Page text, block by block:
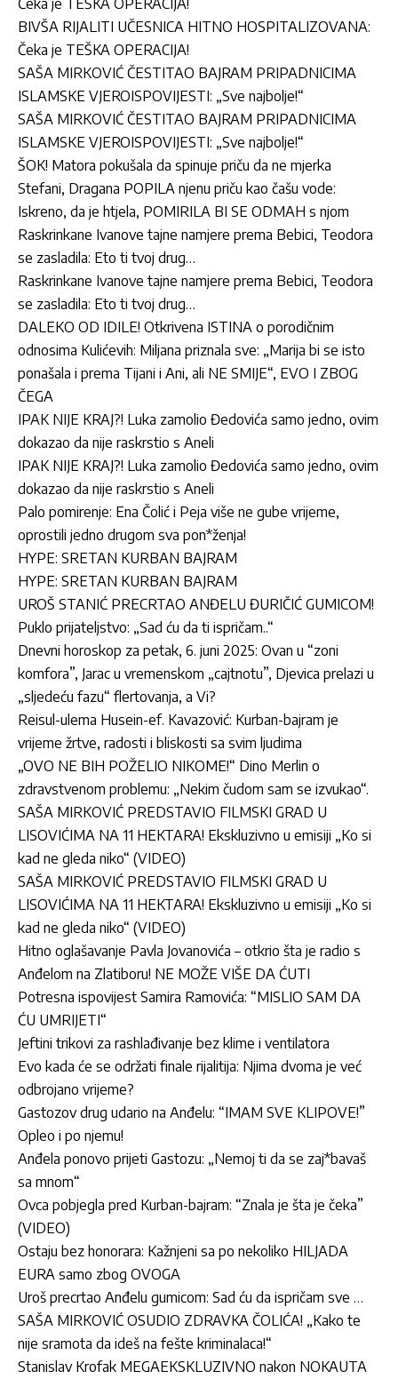
BIVŠA RIJALITI UČESNICA HITNO HOSPITALIZOVANA:
Čeka je TEŠKA OPERACIJA!
SAŠA MIRKOVIĆ ČESTITAO BAJRAM PRIPADNICIMA
ISLAMSKE VJEROISPOVIJESTI: „Sve najbolje!“
SAŠA MIRKOVIĆ ČESTITAO BAJRAM PRIPADNICIMA
ISLAMSKE VJEROISPOVIJESTI: „Sve najbolje!“
ŠOK! Matora pokušala da spinuje priču da ne mjerka
Stefani, Dragana POPILA njenu priču kao čašu vode:
Iskreno, da je htjela, POMIRILA BI SE ODMAH s njom
Raskrinkane Ivanove tajne namjere prema Bebici, Teodora
se zasladila: Eto ti tvoj drug…
Raskrinkane Ivanove tajne namjere prema Bebici, Teodora
se zasladila: Eto ti tvoj drug…
DALEKO OD IDILE! Otkrivena ISTINA o porodičnim
odnosima Kulićevih: Miljana priznala sve: „Marija bi se isto
ponašala i prema Tijani i Ani, ali NE SMIJE“, EVO I ZBOG
ČEGA
IPAK NIJE KRAJ?! Luka zamolio Đedovića samo jedno, ovim
dokazao da nije raskrstio s Aneli
IPAK NIJE KRAJ?! Luka zamolio Đedovića samo jedno, ovim
dokazao da nije raskrstio s Aneli
Palo pomirenje: Ena Čolić i Peja više ne gube vrijeme,
oprostili jedno drugom sva pon*ženja!
HYPE: SRETAN KURBAN BAJRAM
HYPE: SRETAN KURBAN BAJRAM
UROŠ STANIĆ PRECRTAO ANĐELU ĐURIČIĆ GUMICOM!
Puklo prijateljstvo: „Sad ću da ti ispričam..“
Dnevni horoskop za petak, 6. juni 2025: Ovan u “zoni
komfora”, Jarac u vremenskom „cajtnotu”, Djevica prelazi u
„sljedeću fazu“ flertovanja, a Vi?
Reisul-ulema Husein-ef. Kavazović: Kurban-bajram je
vrijeme žrtve, radosti i bliskosti sa svim ljudima
„OVO NE BIH POŽELIO NIKOME!“ Dino Merlin o
zdravstvenom problemu: „Nekim čudom sam se izvukao“.
SAŠA MIRKOVIĆ PREDSTAVIO FILMSKI GRAD U
LISOVIĆIMA NA 11 HEKTARA! Ekskluzivno u emisiji „Ko si
kad ne gleda niko“ (VIDEO)
SAŠA MIRKOVIĆ PREDSTAVIO FILMSKI GRAD U
LISOVIĆIMA NA 11 HEKTARA! Ekskluzivno u emisiji „Ko si
kad ne gleda niko“ (VIDEO)
Hitno oglašavanje Pavla Jovanovića – otkrio šta je radio s
Anđelom na Zlatiboru! NE MOŽE VIŠE DA ĆUTI
Potresna ispovijest Samira Ramovića: “MISLIO SAM DA
ĆU UMRIJETI“
Jeftini trikovi za rashlađivanje bez klime i ventilatora
Evo kada će se održati finale rijalitija: Njima dvoma je već
odbrojano vrijeme?
Gastozov drug udario na Anđelu: “IMAM SVE KLIPOVE!”
Opleo i po njemu!
Anđela ponovo prijeti Gastozu: „Nemoj ti da se zaj*bavaš
sa mnom“
Ovca pobjegla pred Kurban-bajram: “Znala je šta je čeka”
(VIDEO)
Ostaju bez honorara: Kažnjeni sa po nekoliko HILJADA
EURA samo zbog OVOGA
Uroš precrtao Anđelu gumicom: Sad ću da ispričam sve …
SAŠA MIRKOVIĆ OSUDIO ZDRAVKA ČOLIĆA! „Kako te
nije sramota da ideš na fešte kriminalaca!“
Stanislav Krofak MEGAEKSKLUZIVNO nakon NOKAUTA